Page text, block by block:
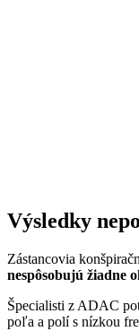
Výsledky
Zástancovia
nespôsobujú žiadne
Špecialisti z ADAC
poľa a polí s nízkou